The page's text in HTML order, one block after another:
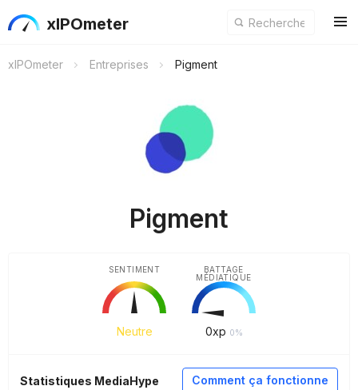
xIPOmeter
xIPOmeter Entreprises Pigment
Pigment
Neutre
SENTIMENT
0xp 0%
BATTAGE
MÉDIATIQUE
Comment ça fonctionne
Statistiques MediaHype